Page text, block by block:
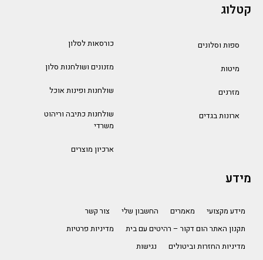
קטלוג
ספות וסלונים
מיטות
מזרנים
ארונות בגדים
כורסאות לסלון
מזנונים ושולחנות סלון
שולחנות ופינות אוכל
שולחנות כתיבה וריהוט
משרדי
ארכיון מוצרים
מידע
מידע מקצועי מאמרים החשבון שלי
צור קשר
תקנון האתר הום דקור – רהיטים עם בית
מדיניות פרטיות
מדיניות החזרות וביטולים
נגישות